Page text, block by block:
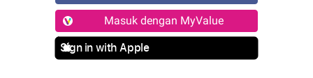
Masuk dengan MyValue
Sign in with Apple